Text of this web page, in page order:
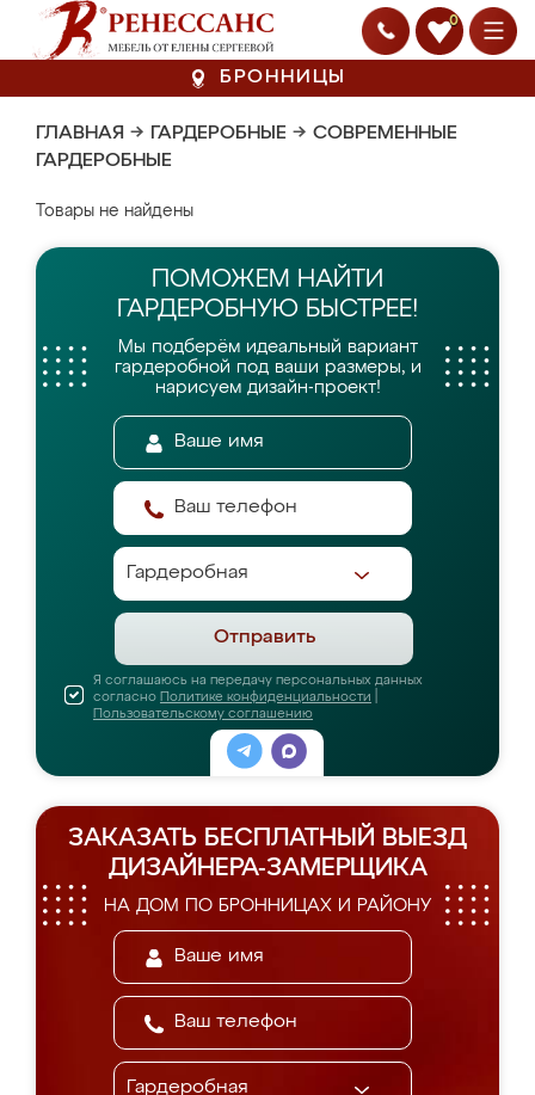
0
БРОННИЦЫ
ГЛАВНАЯ → ГАРДЕРОБНЫЕ → СОВРЕМЕННЫЕ
ГАРДЕРОБНЫЕ
Товары не найдены
ПОМОЖЕМ НАЙТИ
ГАРДЕРОБНУЮ БЫСТРЕЕ!
Мы подберём идеальный вариант
гардеробной под ваши размеры, и
нарисуем дизайн-проект!
Отправить
Я соглашаюсь на передачу персональных данных
согласно Политике конфиденциальности
Пользовательскому соглашению
ЗАКАЗАТЬ БЕСПЛАТНЫЙ ВЫЕЗД
ДИЗАЙНЕРА-ЗАМЕРЩИКА
НА ДОМ ПО БРОННИЦАХ И РАЙОНУ